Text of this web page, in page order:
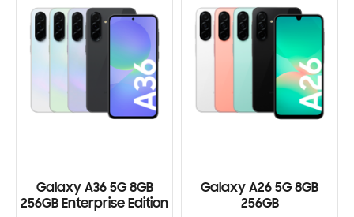
Galaxy A36 5G 8GB
256GB Enterprise Edition
Galaxy A26 5G 8GB
256GB